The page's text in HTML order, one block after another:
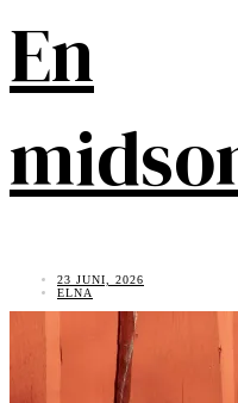
En
23 JUNI, 2026
ELNA